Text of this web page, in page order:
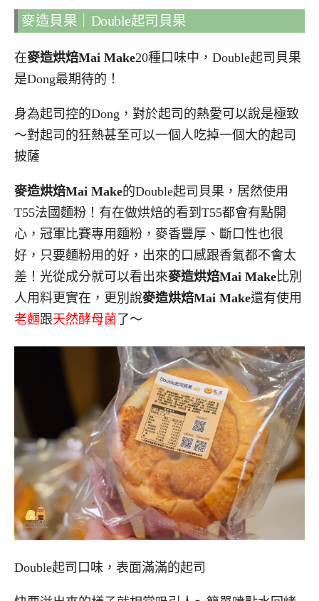
麥造貝果｜Double起司貝果
在麥造烘焙Mai Make20種口味中，Double起司貝果
是Dong最期待的！
身為起司控的Dong，對於起司的熱愛可以說是極致
～對起司的狂熱甚至可以一個人吃掉一個大的起司
披薩
麥造烘焙Mai Make的Double起司貝果，居然使用
T55法國麵粉！有在做烘焙的看到T55都會有點開
心，冠軍比賽專用麵粉，麥香豐厚、斷口性也很
好，只要麵粉用的好，出來的口感跟香氣都不會太
差！光從成分就可以看出來麥造烘焙Mai Make 比別
人用料更實在，更別說麥造烘焙Mai Make還有使用
老麵跟天然酵母菌了～
Double起司口味，表面滿滿的起司